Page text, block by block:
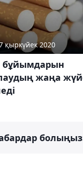
қыркүйек 2020
бұйымдарын
жаңа